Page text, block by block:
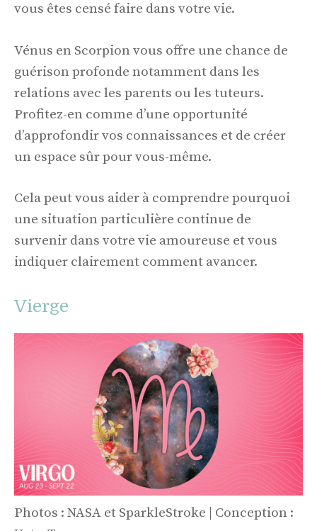
vous êtes censé faire dans votre vie.
Vénus en Scorpion vous offre une chance de
guérison profonde notamment dans les
relations avec les parents ou les tuteurs.
Profitez-en comme d’une opportunité
d’approfondir vos connaissances et de créer
un espace sûr pour vous-même.
Cela peut vous aider à comprendre pourquoi
une situation particulière continue de
survenir dans votre vie amoureuse et vous
indiquer clairement comment avancer.
Vierge
Photos : NASA et SparkleStroke | Conception :